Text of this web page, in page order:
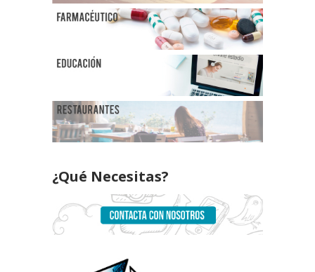
¿Qué Necesitas?